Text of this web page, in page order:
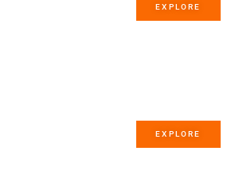
EXPLORE
EXPLORE